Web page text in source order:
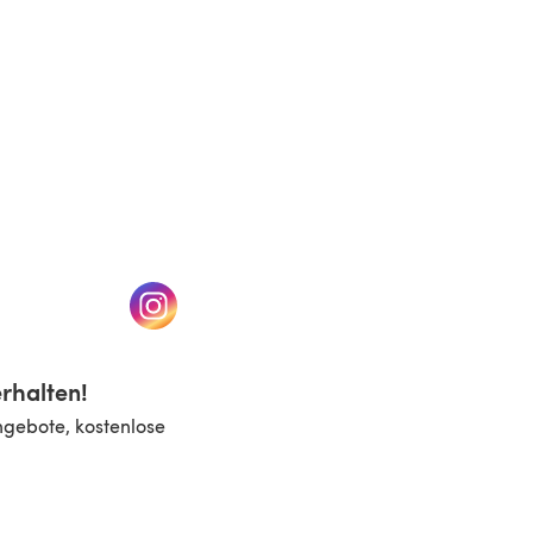
neuen Tab)(öffnet sich in einem neuen Tab)
kostenlose